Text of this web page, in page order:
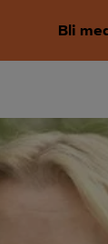
Bli